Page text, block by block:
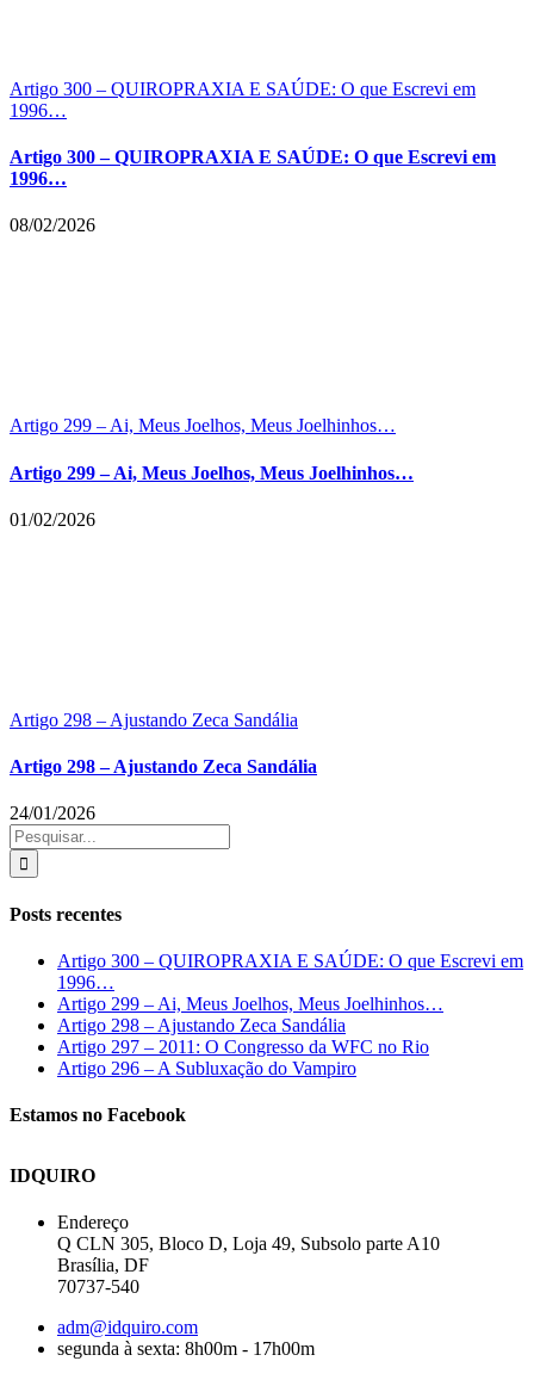
Artigo 300 – QUIROPRAXIA E SAÚDE: O que Escrevi em
1996…
Artigo 300 – QUIROPRAXIA E SAÚDE: O que Escrevi em
1996…
08/02/2026
Artigo 299 – Ai, Meus Joelhos, Meus Joelhinhos…
Artigo 299 – Ai, Meus Joelhos, Meus Joelhinhos…
01/02/2026
Artigo 298 – Ajustando Zeca Sandália
Artigo 298 – Ajustando Zeca Sandália
24/01/2026
Buscar
resultados
para:
Posts recentes
Artigo 300 – QUIROPRAXIA E SAÚDE: O que Escrevi em
1996…
Artigo 299 – Ai, Meus Joelhos, Meus Joelhinhos…
Artigo 298 – Ajustando Zeca Sandália
Artigo 297 – 2011: O Congresso da WFC no Rio
Artigo 296 – A Subluxação do Vampiro
Estamos no Facebook
IDQUIRO
Endereço
Q CLN 305, Bloco D, Loja 49, Subsolo parte A10
Brasília, DF
70737-540
adm@idquiro.com
segunda à sexta: 8h00m - 17h00m